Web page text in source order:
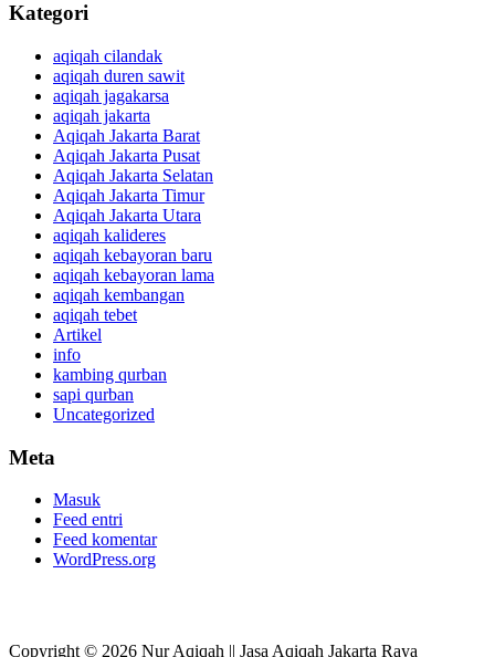
Kategori
aqiqah cilandak
aqiqah duren sawit
aqiqah jagakarsa
aqiqah jakarta
Aqiqah Jakarta Barat
Aqiqah Jakarta Pusat
Aqiqah Jakarta Selatan
Aqiqah Jakarta Timur
Aqiqah Jakarta Utara
aqiqah kalideres
aqiqah kebayoran baru
aqiqah kebayoran lama
aqiqah kembangan
aqiqah tebet
Artikel
info
kambing qurban
sapi qurban
Uncategorized
Meta
Masuk
Feed entri
Feed komentar
WordPress.org
Copyright © 2026 Nur Aqiqah || Jasa Aqiqah Jakarta Raya